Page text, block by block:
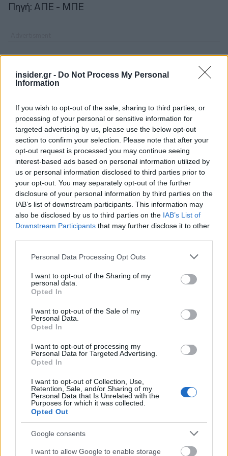
insider.gr - Do Not Process My Personal
Information
If you wish to opt-out of the sale, sharing to third parties, or
processing of your personal or sensitive information for
targeted advertising by us, please use the below opt-out
section to confirm your selection. Please note that after your
opt-out request is processed you may continue seeing
interest-based ads based on personal information utilized by
us or personal information disclosed to third parties prior to
your opt-out. You may separately opt-out of the further
disclosure of your personal information by third parties on the
IAB’s list of downstream participants. This information may
also be disclosed by us to third parties on the IAB’s List of
Downstream Participants that may further disclose it to other
Please note that this website/app uses one or more Google
not limited to your visit or usage behaviour. You may click to
grant or deny consent to Google and its third-party tags to
use your data for below specified purposes in below Google
consent section.
Personal Data Processing Opt Outs
I want to opt-out of the Sharing of my
personal data.
Opted In
I want to opt-out of the Sale of my
Personal Data.
Opted In
I want to opt-out of processing my
Personal Data for Targeted Advertising.
Opted In
I want to opt-out of Collection, Use,
Retention, Sale, and/or Sharing of my
Personal Data that Is Unrelated with the
Purposes for which it was collected.
Opted Out
Google consents
I want to allow Google to enable storage
Πηγή: ΑΠΕ - ΜΠΕ
Ακολουθήστε τοinsider.gr στο Google News
και μάθετε
πρώτοι όλες τις